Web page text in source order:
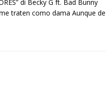
di Becky G ft. Bad Bunny
traten como dama Aunque de